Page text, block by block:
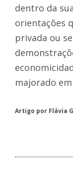
dentro da
orientações
privada ou
majorado
Artigo por Flávia